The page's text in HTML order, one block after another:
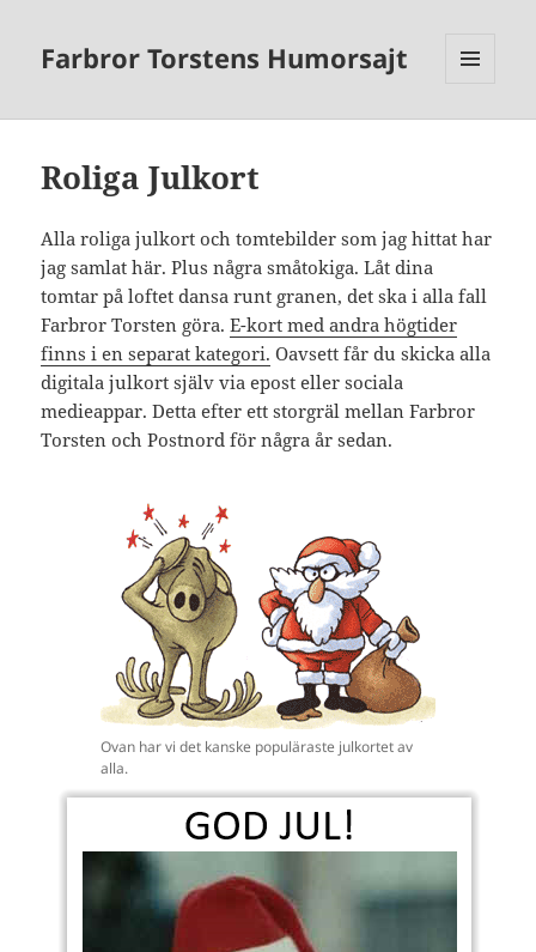
Farbror Torstens Humorsajt
Roliga Julkort
Alla roliga julkort och tomtebilder som jag hittat har
jag samlat här. Plus några småtokiga. Låt dina
tomtar på loftet dansa runt granen, det ska i alla fall
Farbror Torsten göra.E-kort med andra högtider
finns i en separat kategori. Oavsett får du skicka alla
digitala julkort själv via epost eller sociala
medieappar. Detta efter ett storgräl mellan Farbror
Torsten och Postnord för några år sedan.
Ovan har vi det kanske populäraste julkortet av
alla.